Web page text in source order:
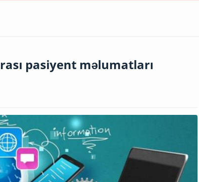
pasiyent məlumatları